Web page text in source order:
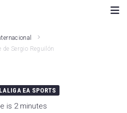
Sergio Reguilón
LALIGA EA SPORTS
is 2 minutes